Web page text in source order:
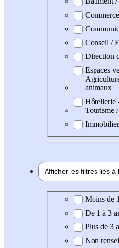
Conseil /
Direction
Espaces
animaux
Hôtellerie
Tourisme
Immobilier
Afficher les filtres liés à
Expérience demandée
Moins de
De 1 à 3
Plus de 3
Non